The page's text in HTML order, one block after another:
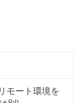
モート環境を